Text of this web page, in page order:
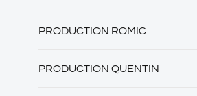
PRODUCTION ROMIC
PRODUCTION QUENTIN